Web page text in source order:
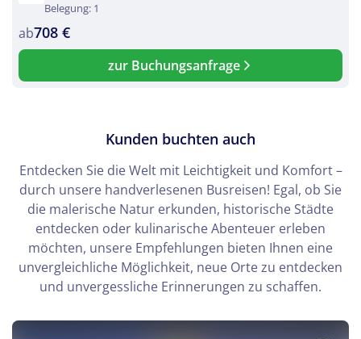
Belegung: 1
ab708 €
zur Buchungsanfrage
Kunden buchten auch
Entdecken Sie die Welt mit Leichtigkeit und Komfort –
durch unsere handverlesenen Busreisen! Egal, ob Sie
die malerische Natur erkunden, historische Städte
entdecken oder kulinarische Abenteuer erleben
möchten, unsere Empfehlungen bieten Ihnen eine
unvergleichliche Möglichkeit, neue Orte zu entdecken
und unvergessliche Erinnerungen zu schaffen.